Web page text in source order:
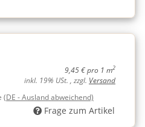
9,45 € pro 1 m2
inkl. 19% USt. , zzgl. Versand
(DE - Ausland abweichend)
Frage zum Artikel